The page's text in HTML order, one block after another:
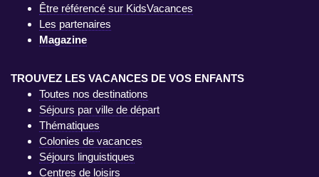
Être référencé sur KidsVacances
Les partenaires
Magazine
TROUVEZ LES VACANCES DE VOS ENFANTS
Toutes nos destinations
Séjours par ville de départ
Thématiques
Colonies de vacances
Séjours linguistiques
Centres de loisirs